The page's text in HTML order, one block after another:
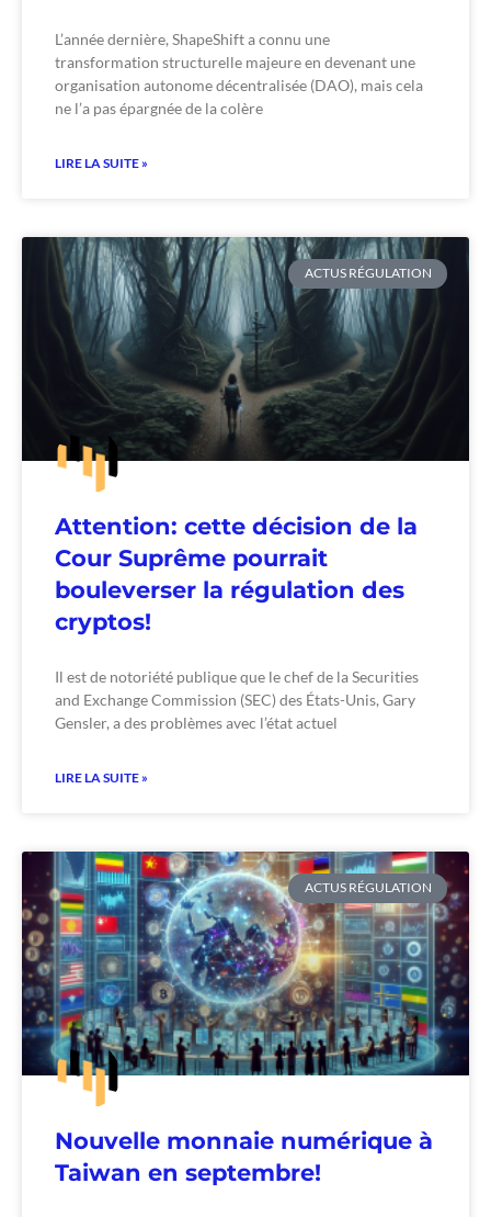
L’année dernière, ShapeShift a connu une
transformation structurelle majeure en devenant une
organisation autonome décentralisée (DAO), mais cela
ne l’a pas épargnée de la colère
LIRE LA SUITE »
ACTUS RÉGULATION
Attention: cette décision de la
Cour Suprême pourrait
bouleverser la régulation des
cryptos!
Il est de notoriété publique que le chef de la Securities
and Exchange Commission (SEC) des États-Unis, Gary
Gensler, a des problèmes avec l’état actuel
LIRE LA SUITE »
ACTUS RÉGULATION
Nouvelle monnaie numérique à
Taiwan en septembre!